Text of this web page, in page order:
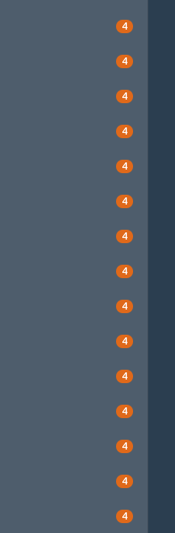
4
4
4
4
4
4
4
4
4
4
4
4
4
4
4